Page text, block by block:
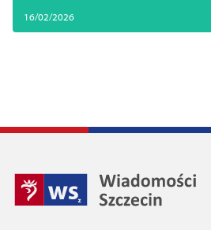
16/02/2026